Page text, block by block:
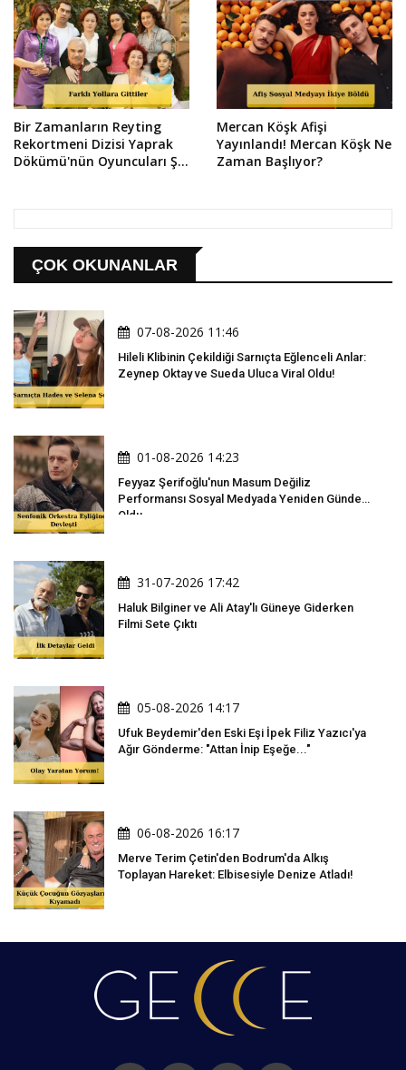
Bir Zamanların Reyting
Rekortmeni Dizisi Yaprak
Dökümü'nün Oyuncuları Şu
Mercan Köşk Afişi
Yayınlandı! Mercan Köşk Ne
Zaman Başlıyor?
ÇOK OKUNANLAR
07-08-2026 11:46
Hileli Klibinin Çekildiği Sarnıçta Eğlenceli Anlar:
Zeynep Oktay ve Sueda Uluca Viral Oldu!
01-08-2026 14:23
Feyyaz Şerifoğlu'nun Masum Değiliz
Performansı Sosyal Medyada Yeniden Gündem
Oldu
31-07-2026 17:42
Haluk Bilginer ve Ali Atay'lı Güneye Giderken
Filmi Sete Çıktı
05-08-2026 14:17
Ufuk Beydemir'den Eski Eşi İpek Filiz Yazıcı'ya
Ağır Gönderme: "Attan İnip Eşeğe..."
06-08-2026 16:17
Merve Terim Çetin'den Bodrum'da Alkış
Toplayan Hareket: Elbisesiyle Denize Atladı!